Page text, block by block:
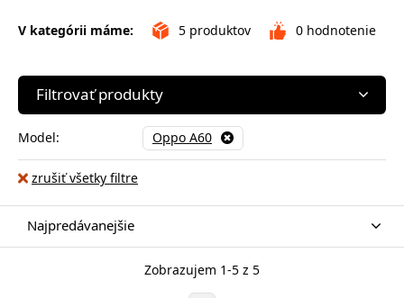
V kategórii máme: 5 produktov 0 hodnotenie
Filtrovať produkty
Model: Oppo A60
zrušiť všetky filtre
Najpredávanejšie
Zobrazujem 1-5 z 5